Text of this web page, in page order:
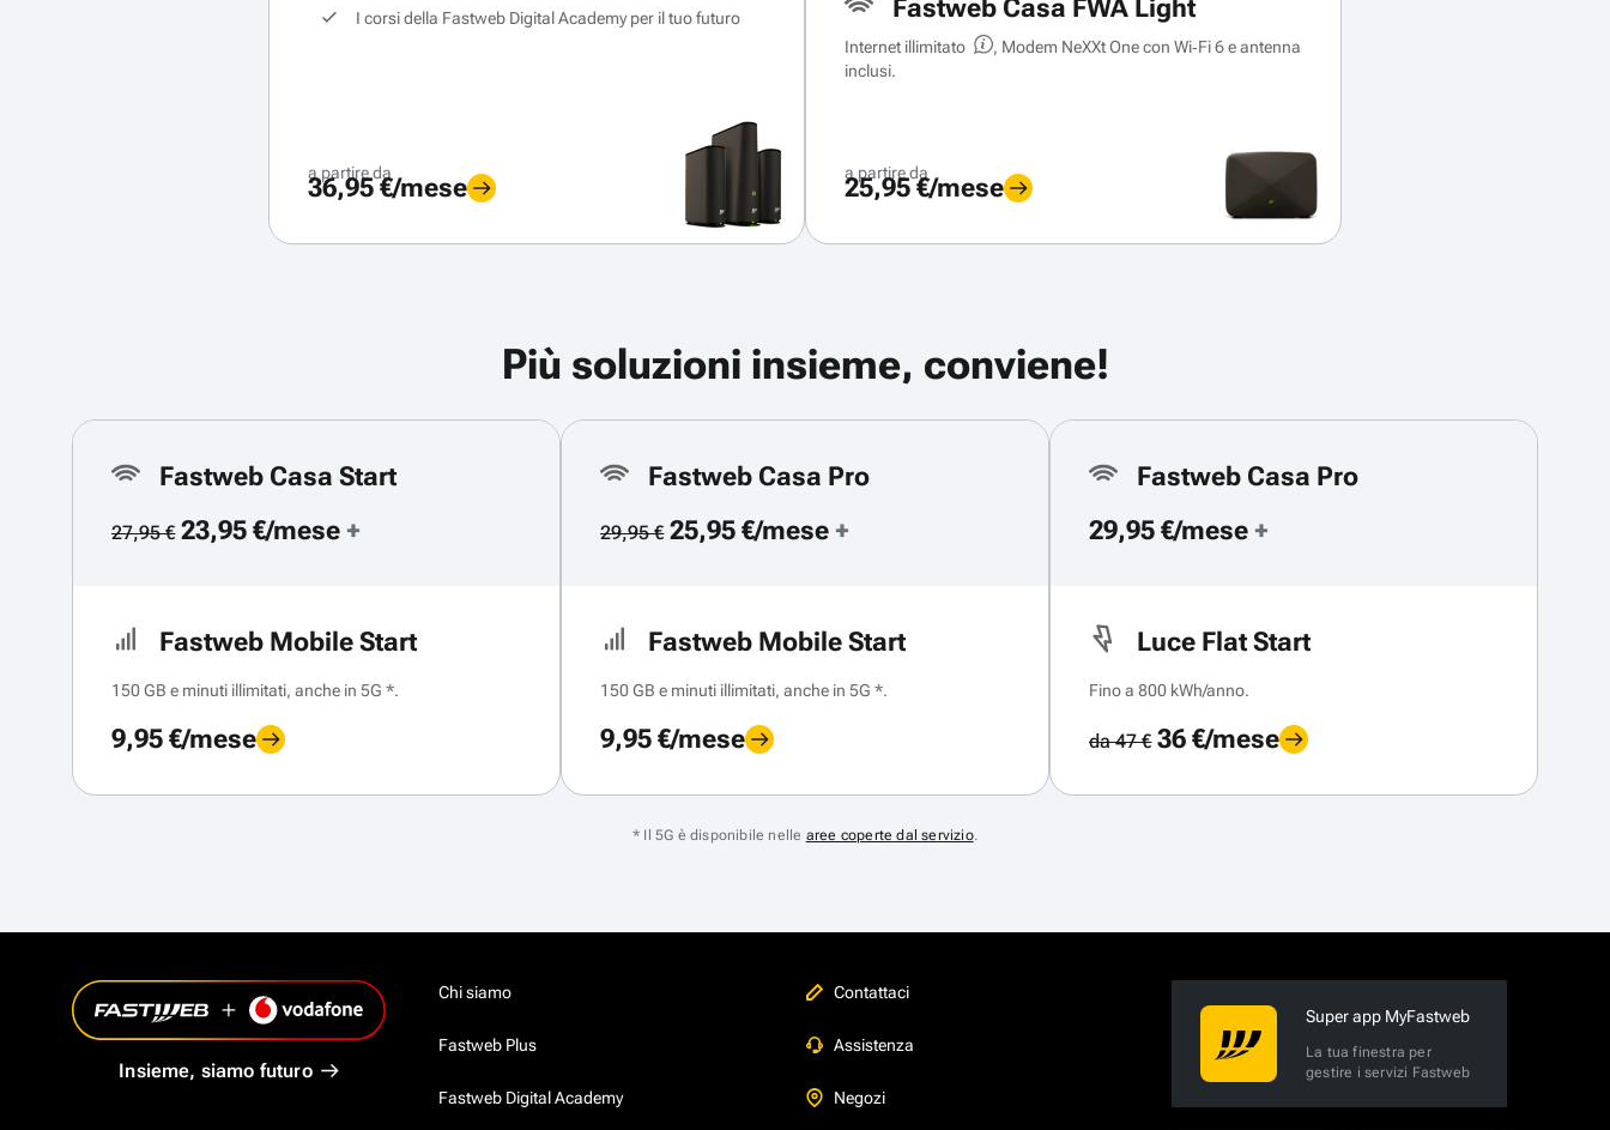
I corsi della Fastweb Digital Academy per il tuo futuro
a partire da
36,95 €/mese
Fastweb Casa FWA Light
Internet illimitato
, Modem NeXXt One con Wi‑Fi 6 e antenna
inclusi.
a partire da
25,95 €/mese
Più soluzioni insieme, conviene!
Fastweb Casa Start
27,95 €23,95 €/mese +
Fastweb Mobile Start
150 GB e minuti illimitati, anche in 5G *.
9,95 €/mese
Fastweb Casa Pro
29,95 €25,95 €/mese +
Fastweb Mobile Start
150 GB e minuti illimitati, anche in 5G *.
9,95 €/mese
Fastweb Casa Pro
29,95 €/mese +
Luce Flat Start
Fino a 800 kWh/anno.
da 47 €36 €/mese
* Il 5G è disponibile nelle aree coperte dal servizio.
Insieme, siamo futuro
Chi siamo
Fastweb Plus
Fastweb Digital Academy
Contattaci
Assistenza
Negozi
Super app MyFastweb
La tua finestra per
gestire i servizi Fastweb